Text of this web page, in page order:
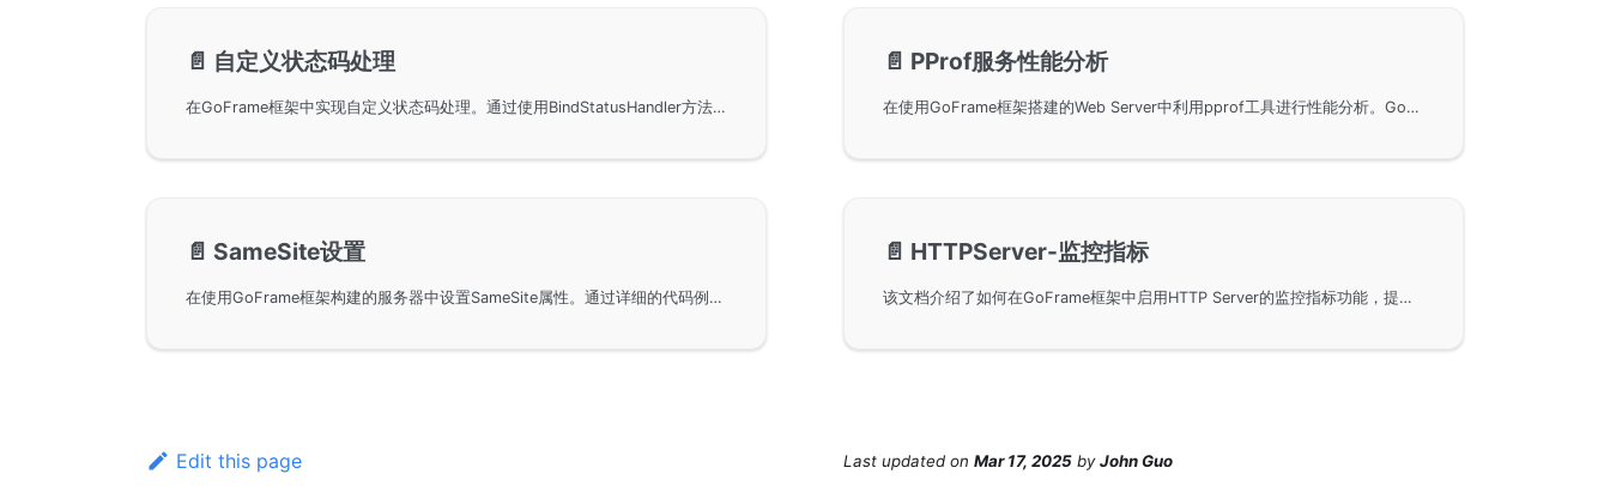
📄️ 自定义状态码处理
在GoFrame框架中实现自定义状态码处理。通过使用BindStatusHandler方法，开发者可以为WebServer指定的状态码如404、403、500等进行自定义处理，包括展示自定义错误信息或页面内容，以及实现错误页面的重定向。示例代码演示了如何进行基本设置和批量状态码处理。
📄️ PProf服务性能分析
在使用GoFrame框架搭建的Web Server中利用pprof工具进行性能分析。GoFrame框架集成了pprof，可以借助EnablePProf方法便捷开启性能分析功能，并探讨了如何设置独立的PProf Server，以有效监控内存使用、goroutine行为及CPU性能等关键指标，同时提供具体命令行示例与解析。
📄️ SameSite设置
在使用GoFrame框架构建的服务器中设置SameSite属性。通过详细的代码例子，您可以学习如何配置SameSite以确保cookie安全性，尤其是在chrome89及以上版本中处理不同协议的跨站请求。
📄️ HTTPServer-监控指标
该文档介绍了如何在GoFrame框架中启用HTTP Server的监控指标功能，提供了详细的指标和属性列表，帮助用户实现HTTP服务器性能的监控与优化。通过启用metric特性，可以跟踪请求执行时间、请求总数以及传输字节大小等关键性能指标。
Edit this page Last updated on Mar 17, 2025 byJohn Guo